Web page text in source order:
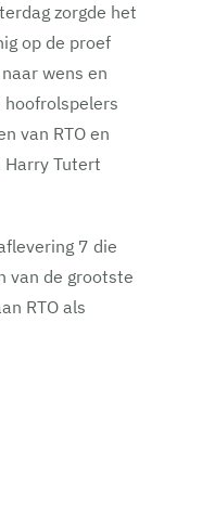
zorgde het
op de proef
wens en
hoofrolspelers
van RTO en
Harry Tutert
7 die
van de grootste
RTO als